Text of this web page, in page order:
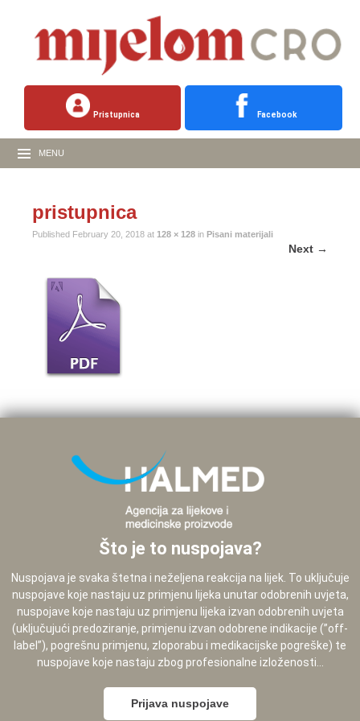
Pristupnica Facebook
MENU
pristupnica
Published February 20, 2018 at 128 × 128 in Pisani materijali
Next →
Što je to nuspojava?
Nuspojava je svaka štetna i neželjena reakcija na lijek. To uključuje
nuspojave koje nastaju uz primjenu lijeka unutar odobrenih uvjeta,
nuspojave koje nastaju uz primjenu lijeka izvan odobrenih uvjeta
(uključujući predoziranje, primjenu izvan odobrene indikacije (”off-
label”), pogrešnu primjenu, zloporabu i medikacijske pogreške) te
nuspojave koje nastaju zbog profesionalne izloženosti...
Prijava nuspojave